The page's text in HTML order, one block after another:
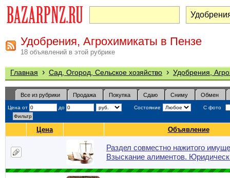
Удобрения, Агрохимикаты в Пензе
18 объявлений в этой рубрике
Главная › Сад, Огород, Сельское хозяйство › Удобрения,
Все из рубрики Продажа Покупка Сдаю Сниму Обмен
Цена от до Состояние С фото
Цена Объявление
Раздел совместно нажитого
Взыскание алиментов.